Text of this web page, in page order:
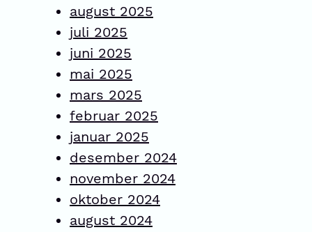
august 2025
juli 2025
juni 2025
mai 2025
mars 2025
februar 2025
januar 2025
desember 2024
november 2024
oktober 2024
august 2024